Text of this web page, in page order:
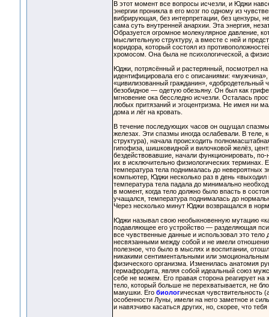
В этот момент все вопросы исчезли, и Юджи
энергии проникла в его мозг по одному из
вибрирующая, без интерпретации, без цензуры,
сама суть внутренней анархии. Эта энергия,
Образуется огромное молекулярное давление,
мыслительную структуру, а вместе с ней и
коридора, который состоял из
хромосом. Она была не психологической, а
Юджи, потрясённый и растерянный, посмотрел на
идентифицировала его с описаниями:
«цивилизованный гражданин», «добродетельный
безобидное — одетую обезьяну. Он был как
мгновение ока бесследно исчезли. Осталась
любых притязаний и эгоцентризма. Не имея ни
дома и лёг на кровать.
В течение последующих часов он ощущал
железах. Эти спазмы иногда ослабевали. В
структура), начала происходить
гипофиза, шишковидной и вилочковой желёз,
бездействовавшие, начали функционировать,
их в исключительно физиологических терминах.
температура тела поднималась до невероятных
компьютер, Юджи несколько раз в день «выходил
температура тела падала до минимально
в момент, когда тело должно было впасть в
учащался, температура поднималась до
Через несколько минут Юджи возвращался в
Юджи называл свою необыкновенную мутацию
подавляющее его устройство — разделяющая
все чувственные данные и использовал это
несвязанными между собой и не имели
полезное, что было в мыслях и воспитании,
никакими сентиментальными или
физического организма. Изменилась анатомия
гермафродита, являя собой идеальный союз
себе не можем. Его правая сторона реагирует
тело, который больше не перехватывается, не
макушки. Его биологическая чувствительность
особенности Луны, имели на него заметное и
и навязчиво касаться других, но, скорее, что